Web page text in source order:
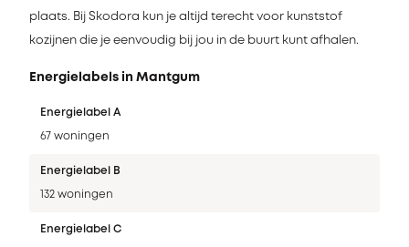
plaats. Bij Skodora kun je altijd terecht voor kunststof
kozijnen die je eenvoudig bij jou in de buurt kunt afhalen.
Energielabels in Mantgum
Energielabel A
67 woningen
Energielabel B
132 woningen
Energielabel C